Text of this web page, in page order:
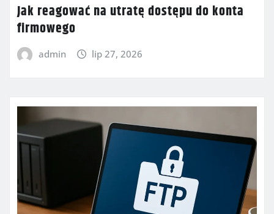
Jak reagować na utratę dostępu do konta
firmowego
admin lip 27, 2026